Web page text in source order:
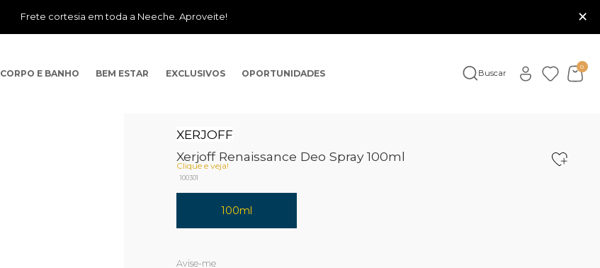
Frete cortesia em toda a Neeche. Aproveite! ×
CORPO E BANHO BEM ESTAR EXCLUSIVOS OPORTUNIDADES Buscar
0
XERJOFF
Xerjoff Renaissance Deo Spray 100ml
Clique e veja!
100301
100ml